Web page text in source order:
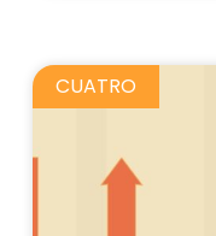
CUATRO